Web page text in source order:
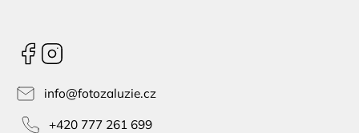
Facebook
info@fotozaluzie.cz
+420 777 261 699